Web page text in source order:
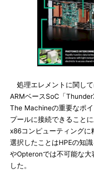
処理エレメントに関し
ARMベースSoC「
The Machineの重要なポ
プールに接続できること
x86コンピューティングに
選択したことはHPEの知
やOpteronでは不可能な大
した。